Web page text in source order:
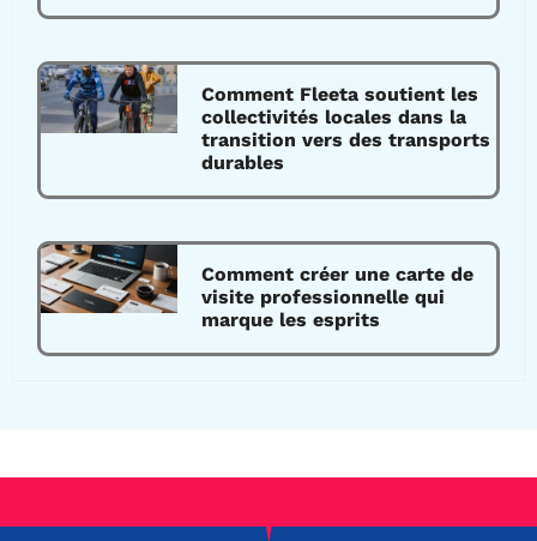
Comment Fleeta soutient les
collectivités locales dans la
transition vers des transports
durables
Comment créer une carte de
visite professionnelle qui
marque les esprits